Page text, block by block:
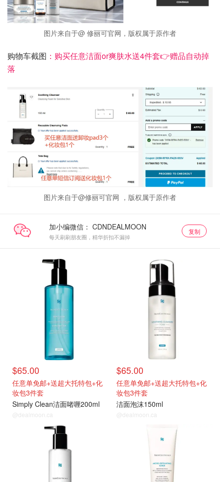
图片来自于@ 修丽可官网，版权属于原作者
购物车截图 ：购买任意洁面or爽肤水送4件套👉赠品自动掉
落
图片来自于@修丽可官网 ，版权属于原作者
加小编微信：
每天刷刷朋友圈，精华折扣不漏掉
复制
$65.00
任意单免邮+送超大托特包+化
妆包3件套
Simply Clean洁面啫喱200ml
@dealmoon.ca
$65.00
任意单免邮+送超大托特包+化
妆包3件套
洁面泡沫150ml
@dealmoon.ca